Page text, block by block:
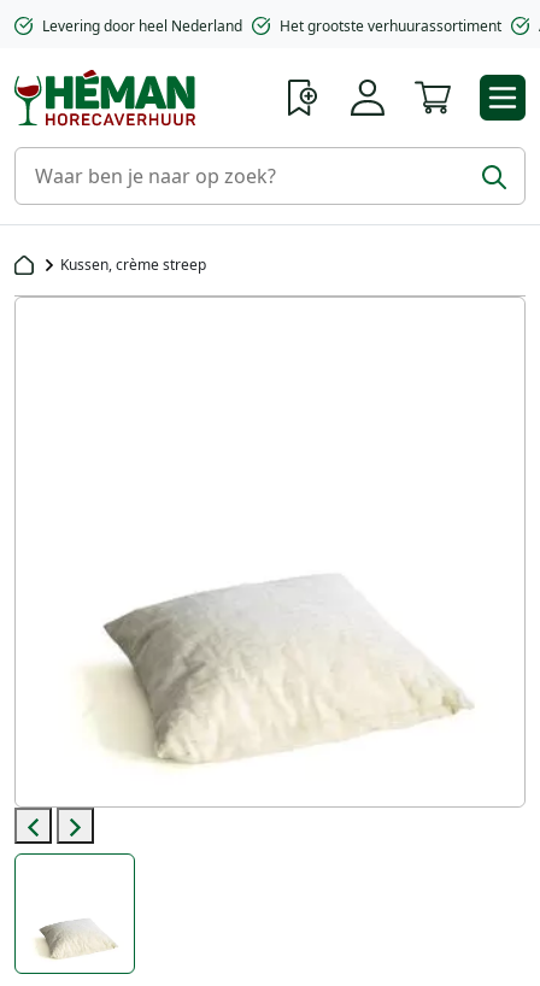
Levering door heel Nederland Het grootste verhuurassortiment
Kussen, crème streep
Previous
Next